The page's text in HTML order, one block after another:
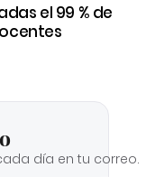
el 99 % de
día en tu correo.